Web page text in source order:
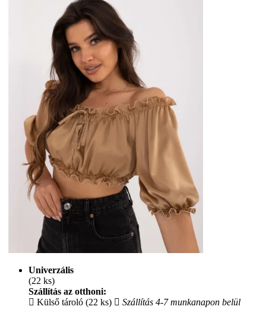
Univerzális
(22 ks)
Szállítás az otthoni:
Külső tároló (22 ks)
Szállítás 4-7 munkanapon belül